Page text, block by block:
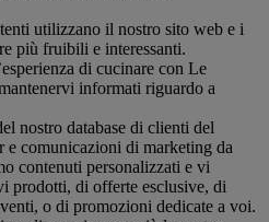
utilizzano il nostro sito web e i
più fruibili e interessanti.
di cucinare con Le
informati riguardo a
nostro database di clienti del
e comunicazioni di marketing da
contenuti personalizzati e vi
prodotti, di offerte esclusive, di
o di promozioni dedicate a voi.